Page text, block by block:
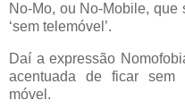
No-Mo, ou No-Mobile,
‘sem telemóvel’.
Daí a expressão
acentuada de ficar sem
móvel.